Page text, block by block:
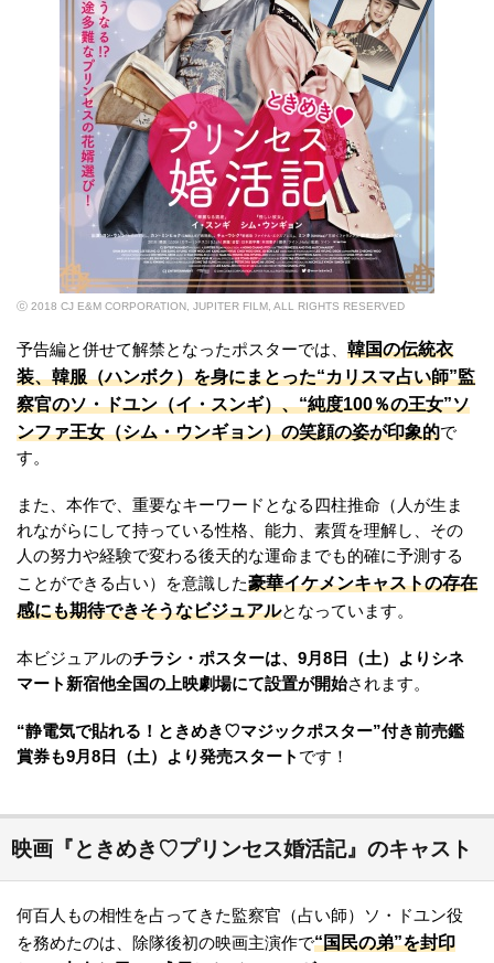
ⓒ 2018 CJ E&M CORPORATION, JUPITER FILM, ALL RIGHTS RESERVED
予告編と併せて解禁となったポスターでは、 韓国の伝統衣
装、韓服（ハンボク）を身にまとった“カリスマ占い師”監
察官のソ・ドユン（イ・スンギ）、“純度100％の王女”ソ
ンファ王女（シム・ウンギョン）の笑顔の姿が印象的で
す。
また、本作で、重要なキーワードとなる四柱推命（人が生ま
れながらにして持っている性格、能力、素質を理解し、その
人の努力や経験で変わる後天的な運命までも的確に予測する
ことができる占い）を意識した豪華イケメンキャストの存在
感にも期待できそうなビジュアルとなっています。
本ビジュアルのチラシ・ポスターは、9月8日（土）よりシネ
マート新宿他全国の上映劇場にて設置が開始されます。
“静電気で貼れる！ときめき♡マジックポスター”付き前売鑑
賞券も9月8日（土）より発売スタート です！
映画『ときめき♡プリンセス婚活記』のキャスト
何百人もの相性を占ってきた監察官（占い師）ソ・ドユン役
を務めたのは、除隊後初の映画主演作で“国民の弟”を封印